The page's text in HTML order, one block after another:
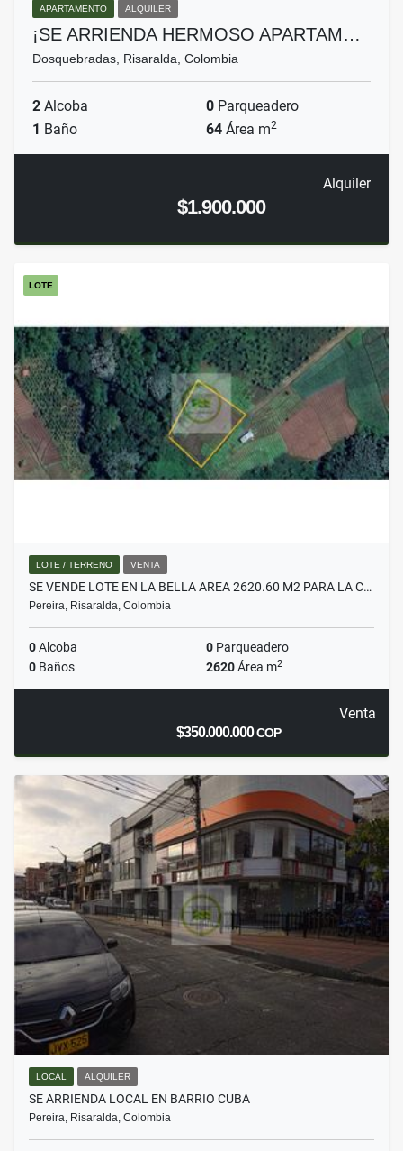
APARTAMENTO ALQUILER
¡SE ARRIENDA HERMOSO APARTAM…
Dosquebradas, Risaralda, Colombia
2 Alcoba 0 Parqueadero
1 Baño 64 Área m2
Alquiler
$1.900.000
LOTE
LOTE / TERRENO VENTA
SE VENDE LOTE EN LA BELLA AREA 2620.60 M2 PARA LA C…
Pereira, Risaralda, Colombia
0Alcoba 0 Parqueadero
0 Baños 2620Área m2
Venta
$350.000.000COP
LOCAL ALQUILER
SE ARRIENDA LOCAL EN BARRIO CUBA
Pereira, Risaralda, Colombia